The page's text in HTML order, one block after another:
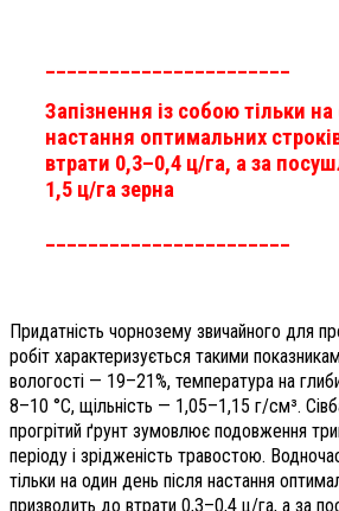
_______________________
Запізнення із собою тільки
настання оптимальних
втрати 0,3–0,4 ц/га, а за
1,5 ц/га зерна
_______________________
Придатність чорнозему звичайного для
робіт характеризується такими
вологості — 19–21%, температура на
8–10 °С, щільність — 1,05–1,15 г/см³.
прогрітий ґрунт зумовлює подовження
періоду і зрідженість травостою.
тільки на один день після настання
призводить до втрати 0,3–0,4 ц/га, а за